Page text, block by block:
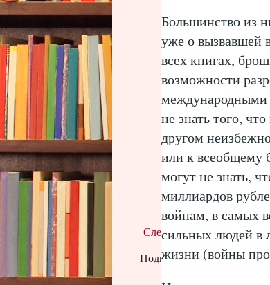
Большинство из
уже о вызвавшей
всех книгах,
возможности
международными
не знать того,
другом
или к всеобщему
могут не знать,
миллиардов
войнам, в самых
сильных людей в
жизни (войны
Следующее
Подписаться на: